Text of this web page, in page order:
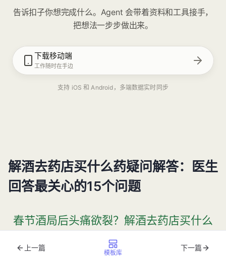
告诉扣子你想完成什么。Agent 会带着资料和工具接手，
把想法一步步做出来。
下载移动端
工作随时在手边
支持 iOS 和 Android，多端数据实时同步
解酒去药店买什么药疑问解答：医生
回答最关心的15个问题
春节酒局后头痛欲裂？解酒去药店买什么
药才科学有效
上一篇
模板库
下一篇